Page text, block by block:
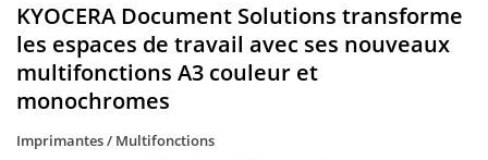
KYOCERA Document Solutions transforme
les espaces de travail avec ses nouveaux
multifonctions A3 couleur et
monochromes
Imprimantes / Multifonctions